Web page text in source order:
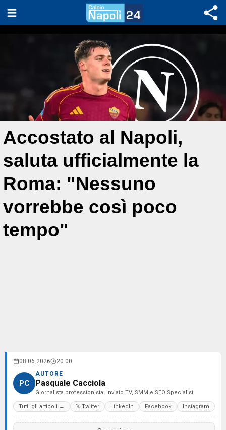
Accostato al Napoli,
saluta ufficialmente la
Roma: "Nessuno
vorrebbe così poco
tempo"
08.06.2026 20:00
PC
AUTORE
Pasquale Cacciola
Giornalista professionista. Inviato TV, SMM e SEO Specialist
Tutti gli articoli → 𝕏 Twitter LinkedIn Facebook Instagram